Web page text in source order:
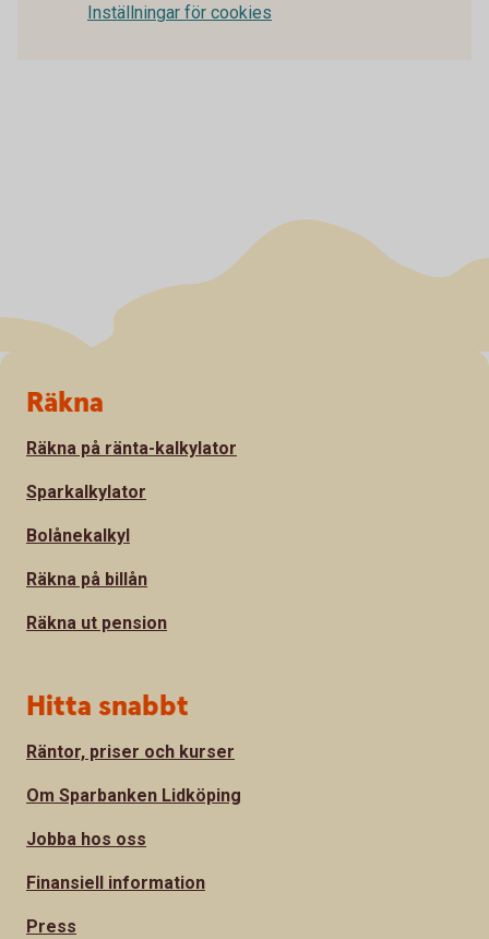
Inställningar för cookies
Sidfot
Räkna
Räkna på ränta-kalkylator
Sparkalkylator
Bolånekalkyl
Räkna på billån
Räkna ut pension
Hitta snabbt
Räntor, priser och kurser
Om Sparbanken Lidköping
Jobba hos oss
Finansiell information
Press